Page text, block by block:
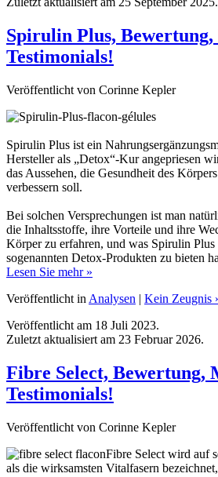
Spirulin Plus, Bewertung,
Testimonials!
Veröffentlicht von Corinne Kepler
Spirulin Plus ist ein
das Aussehen, die Gesundheit des
verbessern soll.
Bei solchen Versprechungen ist man
Körper zu erfahren, und was Spirulin Plus
sogenannten Detox-Produkten zu bieten
Lesen Sie mehr »
Veröffentlicht inAnalysen
Veröffentlicht am 18 Juli 2023.
Fibre Select, Bewertung,
Testimonials!
Veröffentlicht von Corinne Kepler
Fibre Select wird auf
vollständig entgiften und ihm beim
helfen.